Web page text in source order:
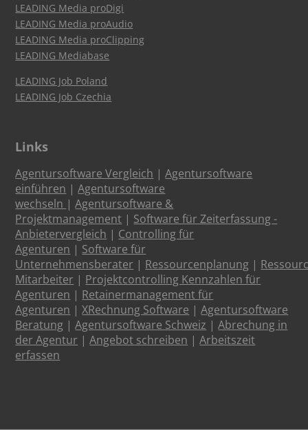
LEADING Media proDigi
LEADING Media proAudio
LEADING Media proClipping
LEADING Mediabase
LEADING Job Poland
LEADING Job Czechia
Links
Agentursoftware Vergleich |Agentursoftware
einführen |Agentursoftware
wechseln |Agentursoftware &
Projektmanagement | Software für Zeiterfassung -
Anbietervergleich | Controlling für
Agenturen | Software für
Unternehmensberater | Ressourcenplanung |
Mitarbeiter | Projektcontrolling Kennzahlen für
Agenturen | Retainermanagement für
Agenturen |XRechnung Software |Agentursoftware
Beratung |Agentursoftware Schweiz |Abrechung in
der Agentur |Angebot schreiben |Arbeitszeit
erfassen